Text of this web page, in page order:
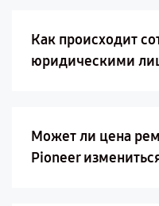
Как происходит
юридическими
Может ли цена
Pioneer